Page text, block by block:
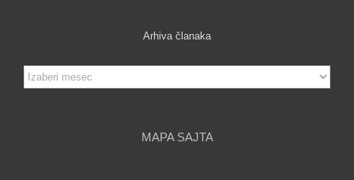
Arhiva članaka
Arhiva
članaka
MAPA SAJTA